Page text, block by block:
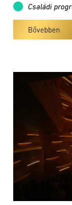
Családi
Bővebben